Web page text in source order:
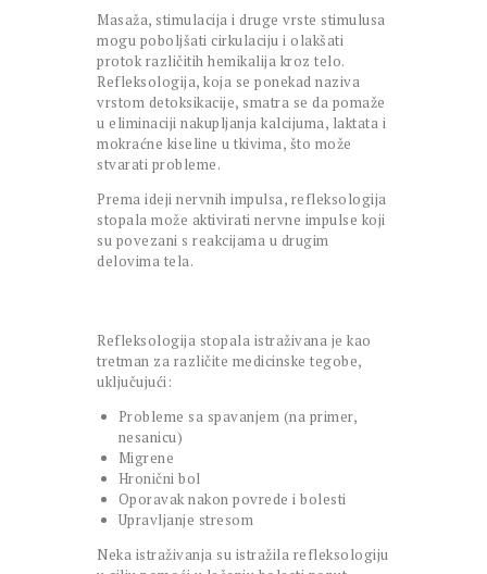
Masaža, stimulacija i druge vrste stimulusa
mogu poboljšati cirkulaciju i olakšati
protok različitih hemikalija kroz telo.
Refleksologija, koja se ponekad naziva
vrstom detoksikacije, smatra se da pomaže
u eliminaciji nakupljanja kalcijuma, laktata i
mokraćne kiseline u tkivima, što može
stvarati probleme.
Prema ideji nervnih impulsa, refleksologija
stopala može aktivirati nervne impulse koji
su povezani s reakcijama u drugim
delovima tela.
Refleksologija stopala istraživana je kao
tretman za različite medicinske tegobe,
uključujući:
Probleme sa spavanjem (na primer,
nesanicu)
Migrene
Hronični bol
Oporavak nakon povrede i bolesti
Upravljanje stresom
Neka istraživanja su istražila refleksologiju